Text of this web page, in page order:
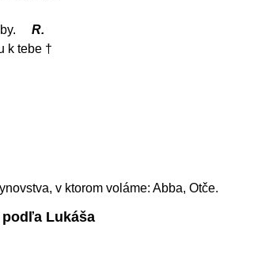
R.
k tebe †
v ktorom voláme: Abba, Otče.
Lukáša